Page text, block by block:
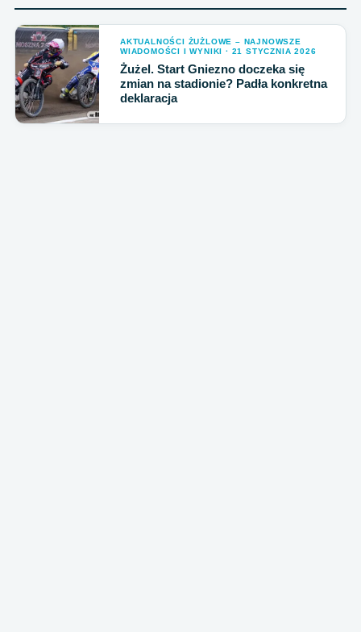
AKTUALNOŚCI ŻUŻLOWE – NAJNOWSZE
WIADOMOŚCI I WYNIKI · 21 STYCZNIA 2026
Żużel. Start Gniezno doczeka się
zmian na stadionie? Padła konkretna
deklaracja